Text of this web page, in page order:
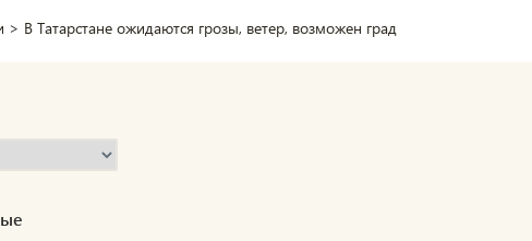
> В Татарстане ожидаются грозы, ветер, возможен град